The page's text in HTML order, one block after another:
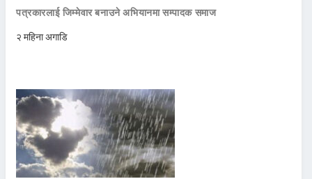
पत्रकारलाई जिम्मेवार बनाउने अभियानमा सम्पादक समाज
२ महिना अगाडि